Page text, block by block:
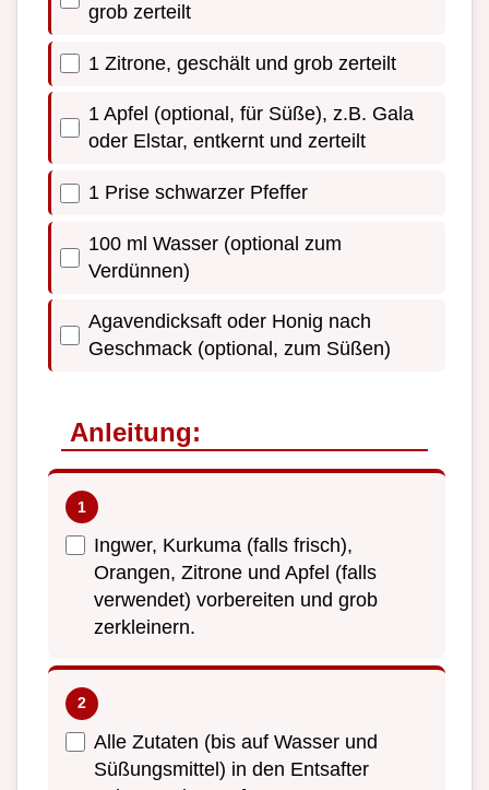
grob zerteilt
1 Zitrone, geschält und grob zerteilt
1 Apfel (optional, für Süße), z.B. Gala
oder Elstar, entkernt und zerteilt
1 Prise schwarzer Pfeffer
100 ml Wasser (optional zum
Verdünnen)
Agavendicksaft oder Honig nach
Geschmack (optional, zum Süßen)
Anleitung:
Ingwer, Kurkuma (falls frisch),
Orangen, Zitrone und Apfel (falls
verwendet) vorbereiten und grob
zerkleinern.
Alle Zutaten (bis auf Wasser und
Süßungsmittel) in den Entsafter